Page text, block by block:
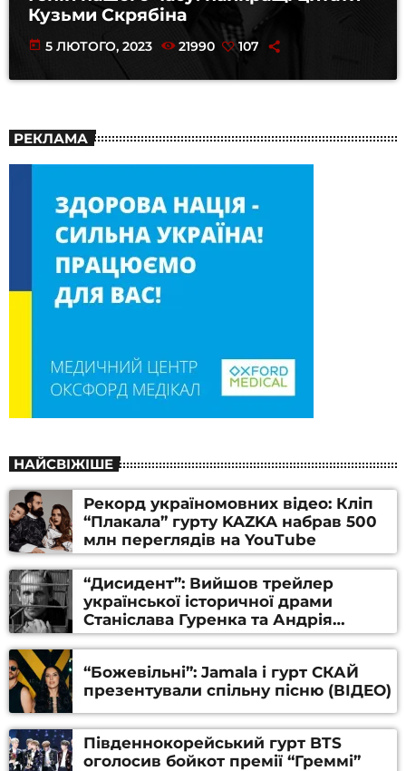
Кузьми Скрябіна
today 5 ЛЮТОГО, 2023 21990 107
РЕКЛАМА
НАЙСВІЖІШЕ
Рекорд україномовних відео: Кліп
“Плакала” гурту KAZKA набрав 500
млн переглядів на YouTube
“Дисидент”: Вийшов трейлер
української історичної драми
Станіслава Гуренка та Андрія
Алфьорова (ВІДЕО)
“Божевільні”: Jamala і гурт СКАЙ
презентували спільну пісню (ВІДЕО)
Південнокорейський гурт BTS
оголосив бойкот премії “Греммі”